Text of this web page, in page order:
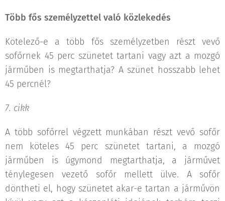
Több fős személyzettel való közlekedés
Kötelező-e a több fős személyzetben részt vevő
sofőrnek 45 perc szünetet tartani vagy azt a mozgó
járműben is megtarthatja? A szünet hosszabb lehet
45 percnél?
7. cikk
A több sofőrrel végzett munkában részt vevő sofőr
nem köteles 45 perc szünetet tartani, a mozgó
járműben is úgymond megtarthatja, a járművet
ténylegesen vezető sofőr mellett ülve. A sofőr
döntheti el, hogy szünetet akar-e tartan a járművön